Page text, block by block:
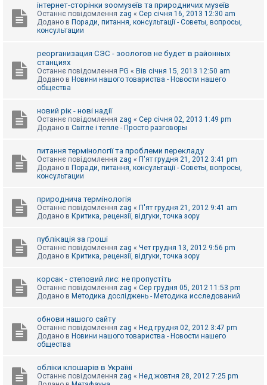
інтернет-сторінки зоомузеїв та природничих музеїв
Останнє повідомлення zag « Сер січня 16, 2013 12:30 am
Додано в Поради, питання, консультації - Советы, вопросы,
консультации
реорганизация СЭС - зоологов не будет в районных
станциях
Останнє повідомлення PG « Вів січня 15, 2013 12:50 am
Додано в Новини нашого товариства - Новости нашего
общества
новий рік - нові надії
Останнє повідомлення zag « Сер січня 02, 2013 1:49 pm
Додано в Світле і тепле - Просто разговоры
питання термінології та проблеми перекладу
Останнє повідомлення zag « П'ят грудня 21, 2012 3:41 pm
Додано в Поради, питання, консультації - Советы, вопросы,
консультации
природнича термінологія
Останнє повідомлення zag « П'ят грудня 21, 2012 9:41 am
Додано в Критика, рецензії, відгуки, точка зору
публікація за гроші
Останнє повідомлення zag « Чет грудня 13, 2012 9:56 pm
Додано в Критика, рецензії, відгуки, точка зору
корсак - степовий лис: не пропустіть
Останнє повідомлення zag « Сер грудня 05, 2012 11:53 pm
Додано в Методика досліджень - Методика исследований
обнови нашого сайту
Останнє повідомлення zag « Нед грудня 02, 2012 3:47 pm
Додано в Новини нашого товариства - Новости нашего
общества
обліки клошарів в Україні
Останнє повідомлення zag « Нед жовтня 28, 2012 7:25 pm